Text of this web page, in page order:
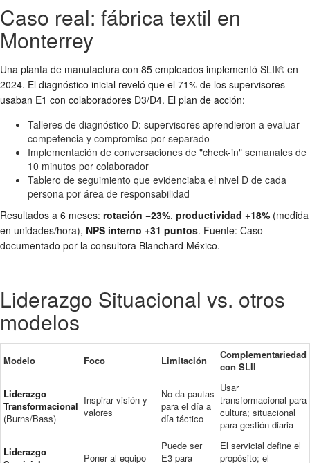
Caso real: fábrica textil en
Monterrey
Una planta de manufactura con 85 empleados implementó SLII® en
2024. El diagnóstico inicial reveló que el 71% de los supervisores
usaban E1 con colaboradores D3/D4. El plan de acción:
Talleres de diagnóstico D: supervisores aprendieron a evaluar
competencia y compromiso por separado
Implementación de conversaciones de "check-in" semanales de
10 minutos por colaborador
Tablero de seguimiento que evidenciaba el nivel D de cada
persona por área de responsabilidad
Resultados a 6 meses: rotación −23%, productividad +18% (medida
en unidades/hora), NPS interno +31 puntos. Fuente: Caso
documentado por la consultora Blanchard México.
Liderazgo Situacional vs. otros
modelos
Modelo Foco Limitación
Complementariedad
con SLII
Liderazgo
Transformacional
(Burns/Bass)
Inspirar visión y
valores
No da pautas
para el día a
día táctico
Usar
transformacional para
cultura; situacional
para gestión diaria
Liderazgo
Poner al equipo
Puede ser
E3 para
El servicial define el
propósito; el